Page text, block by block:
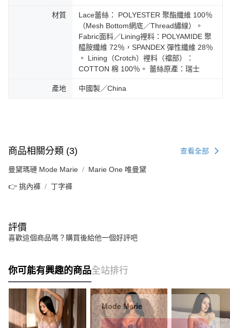
材質
Lace蕾絲： POLYESTER 聚酯纖維 100％
（Mesh Bottom網底／Thread繡線）。
Fabric面料／Lining裡料：POLYAMIDE 聚
醯胺纖維 72％，SPANDEX 彈性纖維 28％
。 Lining（Crotch）裡料（襠部）：
COTTON 棉 100％。 蕾絲原產：瑞士
產地 中國製／China
商品相關分類 (3) 查看全部
曼黛瑪璉 Mode Marie Marie One 唯曼黛
👉 挑內褲 丁字褲
評價
喜歡這個商品嗎？購買後給他一個好評吧
你可能有興趣的商品全站排行
Mode Marie